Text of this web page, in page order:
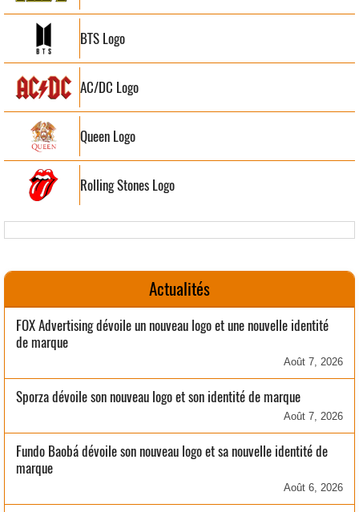
BTS Logo
AC/DC Logo
Queen Logo
Rolling Stones Logo
Actualités
FOX Advertising dévoile un nouveau logo et une nouvelle identité
de marque
Août 7, 2026
Sporza dévoile son nouveau logo et son identité de marque
Août 7, 2026
Fundo Baobá dévoile son nouveau logo et sa nouvelle identité de
marque
Août 6, 2026